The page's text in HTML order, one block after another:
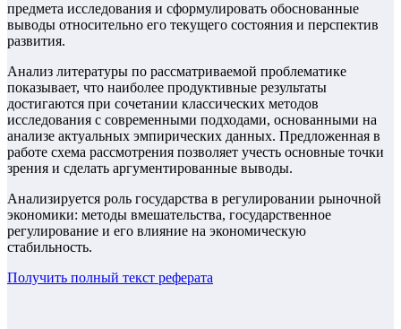
предмета исследования и сформулировать обоснованные
выводы относительно его текущего состояния и перспектив
развития.
Анализ литературы по рассматриваемой проблематике
показывает, что наиболее продуктивные результаты
достигаются при сочетании классических методов
исследования с современными подходами, основанными на
анализе актуальных эмпирических данных. Предложенная в
работе схема рассмотрения позволяет учесть основные точки
зрения и сделать аргументированные выводы.
Анализируется роль государства в регулировании рыночной
экономики: методы вмешательства, государственное
регулирование и его влияние на экономическую
стабильность.
Получить полный текст реферата